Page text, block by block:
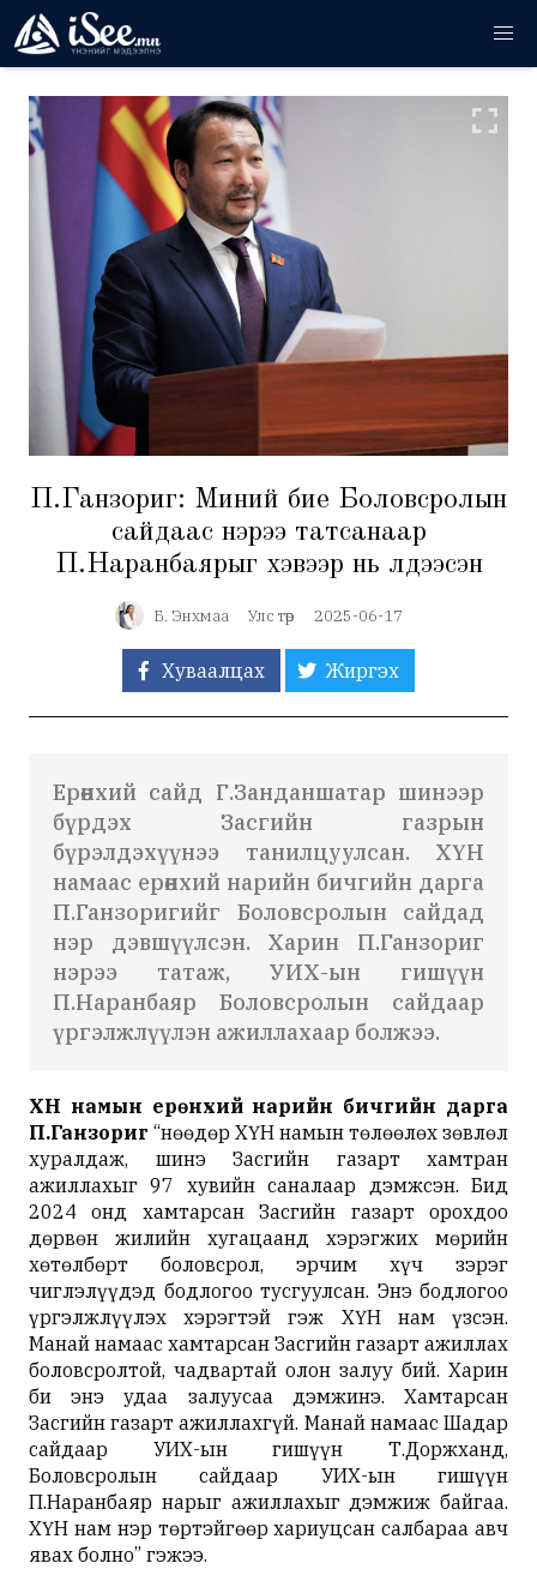
П.Ганзориг: Миний бие Боловсролын
сайдаас нэрээ татсанаар
П.Наранбаярыг хэвээр нь үлдээсэн
Б. Энхмаа Улс төр 2025-06-17
Хуваалцах Жиргэх
Ерөнхий сайд Г.Занданшатар шинээр
бүрдэх Засгийн газрын
бүрэлдэхүүнээ танилцуулсан. ХҮН
намаас ерөнхий нарийн бичгийн дарга
П.Ганзоригийг Боловсролын сайдад
нэр дэвшүүлсэн. Харин П.Ганзориг
нэрээ татаж, УИХ-ын гишүүн
П.Наранбаяр Боловсролын сайдаар
үргэлжлүүлэн ажиллахаар болжээ.
ХҮН намын ерөнхий нарийн бичгийн дарга
П.Ганзориг “Өнөөдөр ХҮН намын төлөөлөх зөвлөл
хуралдаж, шинэ Засгийн газарт хамтран
ажиллахыг 97 хувийн саналаар дэмжсэн. Бид
2024 онд хамтарсан Засгийн газарт орохдоо
дөрвөн жилийн хугацаанд хэрэгжих мөрийн
хөтөлбөрт боловсрол, эрчим хүч зэрэг
чиглэлүүдэд бодлогоо тусгуулсан. Энэ бодлогоо
үргэлжлүүлэх хэрэгтэй гэж ХҮН нам үзсэн.
Манай намаас хамтарсан Засгийн газарт ажиллах
боловсролтой, чадвартай олон залуу бий. Харин
би энэ удаа залуусаа дэмжинэ. Хамтарсан
Засгийн газарт ажиллахгүй. Манай намаас Шадар
сайдаар УИХ-ын гишүүн Т.Доржханд,
Боловсролын сайдаар УИХ-ын гишүүн
П.Наранбаяр нарыг ажиллахыг дэмжиж байгаа.
ХҮН нам нэр төртэйгөөр хариуцсан салбараа авч
явах болно” гэжээ.